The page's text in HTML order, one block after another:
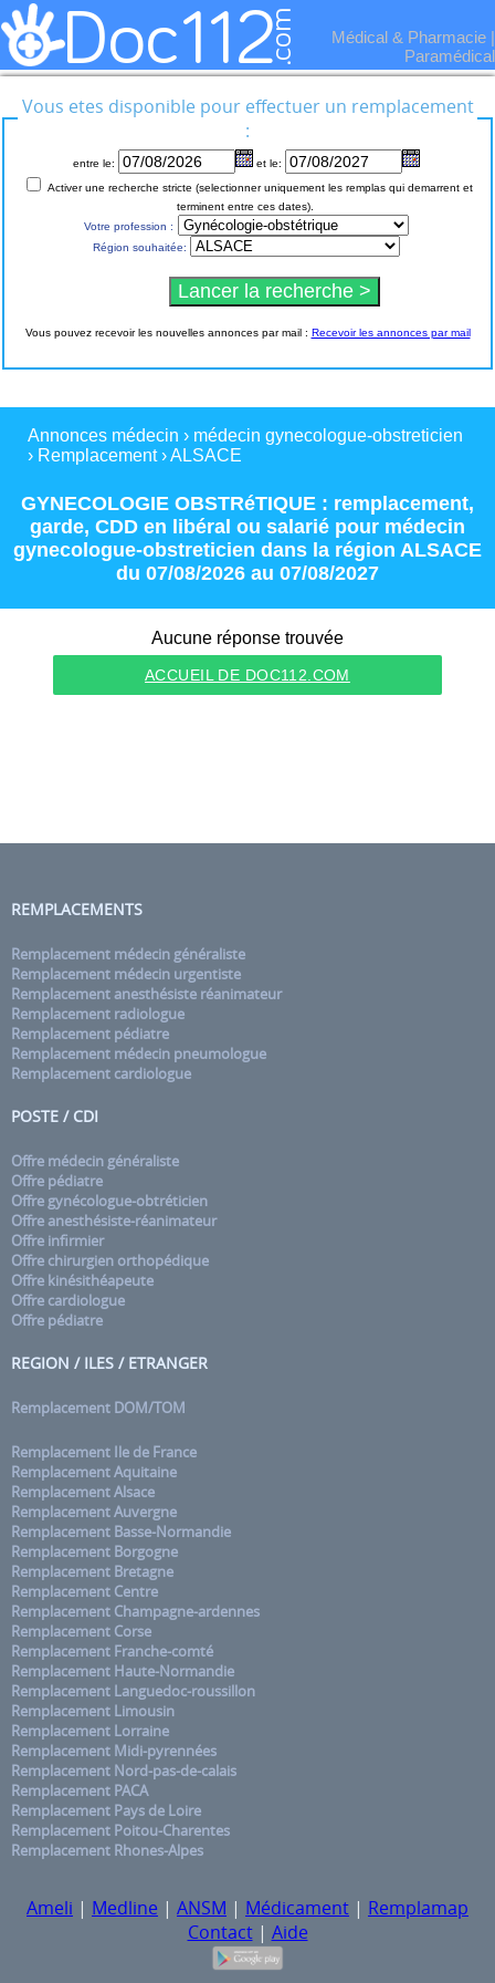
Médical & Pharmacie |
Paramédical
Vous etes disponible pour effectuer un remplacement
:
entre le:
et le:
terminent entre ces dates).
Votre profession :
Région souhaitée:
Vous pouvez recevoir les nouvelles annonces par mail : Recevoir les annonces par mail
Annonces médecin › médecin gynecologue-obstreticien
› Remplacement ›ALSACE
GYNECOLOGIE OBSTRéTIQUE : remplacement,
garde, CDD en libéral ou salarié pour médecin
gynecologue-obstreticien dans la région ALSACE
du 07/08/2026 au 07/08/2027
Aucune réponse trouvée
ACCUEIL DE DOC112.COM
REMPLACEMENTS
Remplacement médecin généraliste
Remplacement médecin urgentiste
Remplacement anesthésiste réanimateur
Remplacement radiologue
Remplacement pédiatre
Remplacement médecin pneumologue
Remplacement cardiologue
POSTE / CDI
Offre médecin généraliste
Offre pédiatre
Offre gynécologue-obtréticien
Offre anesthésiste-réanimateur
Offre infirmier
Offre chirurgien orthopédique
Offre kinésithéapeute
Offre cardiologue
Offre pédiatre
REGION / ILES / ETRANGER
Remplacement DOM/TOM
Remplacement Ile de France
Remplacement Aquitaine
Remplacement Alsace
Remplacement Auvergne
Remplacement Basse-Normandie
Remplacement Borgogne
Remplacement Bretagne
Remplacement Centre
Remplacement Champagne-ardennes
Remplacement Corse
Remplacement Franche-comté
Remplacement Haute-Normandie
Remplacement Languedoc-roussillon
Remplacement Limousin
Remplacement Lorraine
Remplacement Midi-pyrennées
Remplacement Nord-pas-de-calais
Remplacement PACA
Remplacement Pays de Loire
Remplacement Poitou-Charentes
Remplacement Rhones-Alpes
Ameli | Medline | ANSM | Médicament | Remplamap
Contact| Aide